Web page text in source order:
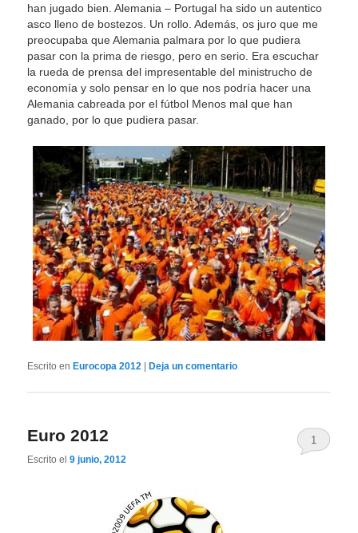
han jugado bien. Alemania – Portugal ha sido un autentico
asco lleno de bostezos. Un rollo. Además, os juro que me
preocupaba que Alemania palmara por lo que pudiera
pasar con la prima de riesgo, pero en serio. Era escuchar
la rueda de prensa del impresentable del ministrucho de
economía y solo pensar en lo que nos podría hacer una
Alemania cabreada por el fútbol Menos mal que han
ganado, por lo que pudiera pasar.
Escrito en Eurocopa 2012 Deja un comentario
Euro 2012
Escrito el9 junio, 2012
1